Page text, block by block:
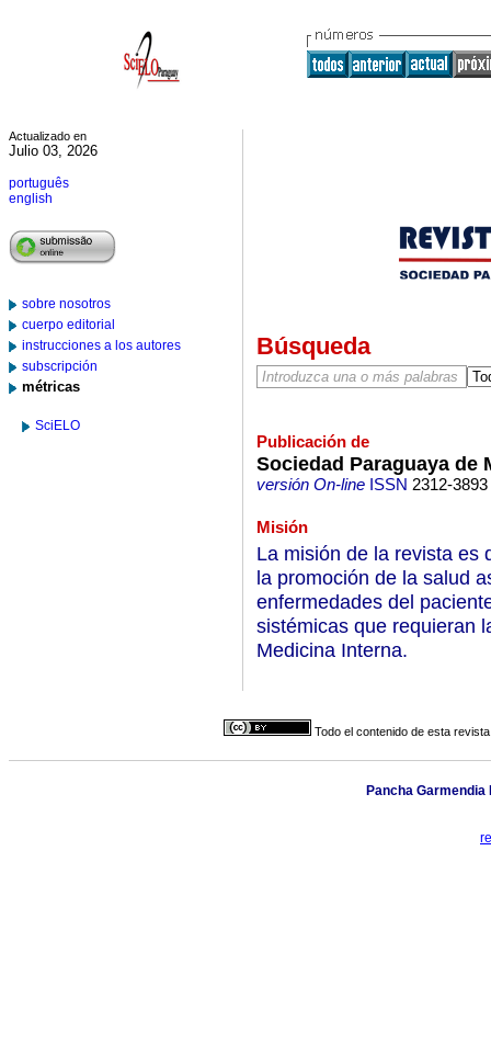
Actualizado en
Julio 03, 2026
português
english
sobre nosotros
cuerpo editorial
instrucciones a los autores
subscripción
métricas
SciELO
Búsqueda
Publicación de
Sociedad Paraguaya de
versión On-lineISSN 2312-3893
Misión
La misión de la revista es
la promoción de la salud
enfermedades del
sistémicas que requieran
Medicina Interna.
Todo el contenido de esta
Pancha Garmendia